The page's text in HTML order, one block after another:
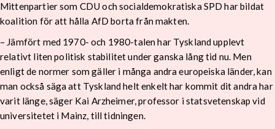
Mittenpartier som CDU och socialdemokratiska SPD har bildat
koalition för att hålla AfD borta från makten.
– Jämfört med 1970- och 1980-talen har Tyskland upplevt
relativt liten politisk stabilitet under ganska lång tid nu. Men
enligt de normer som gäller i många andra europeiska länder, kan
man också säga att Tyskland helt enkelt har kommit dit andra har
varit länge, säger Kai Arzheimer, professor i statsvetenskap vid
universitetet i Mainz, till tidningen.